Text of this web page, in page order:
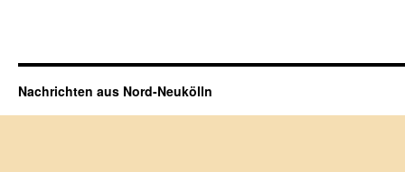
Nachrichten aus Nord-Neukölln